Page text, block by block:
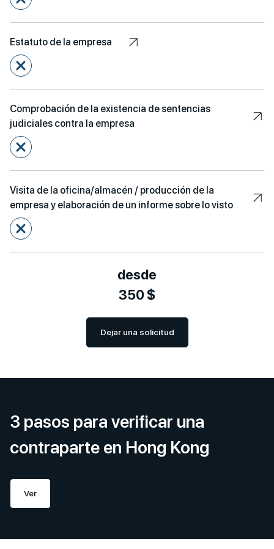
Estatuto de la empresa
Comprobación de la existencia de sentencias
judiciales contra la empresa
Visita de la oficina/almacén / producción de la
empresa y elaboración de un informe sobre lo visto
desde
350 $
Dejar una solicitud
3 pasos para verificar una
contraparte en Hong Kong
Ver